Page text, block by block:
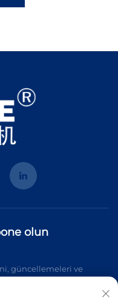
olun
güncellemeleri ve